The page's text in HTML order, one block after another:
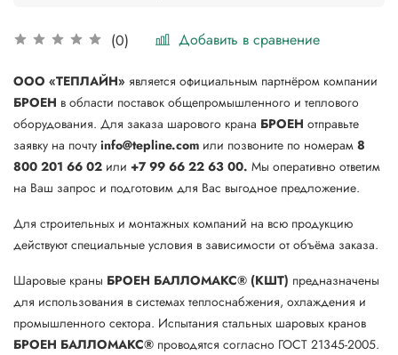
(0) Добавить в сравнение
ООО «ТЕПЛАЙН» является официальным партнёром компании
БРОЕН в области поставок общепромышленного и теплового
оборудования. Для заказа шарового крана БРОЕН отправьте
заявку на почту info@tepline.com или позвоните по номерам 8
800 201 66 02 или +7 99 66 22 63 00. Мы оперативно ответим
на Ваш запрос и подготовим для Вас выгодное предложение.
Для строительных и монтажных компаний на всю продукцию
действуют специальные условия в зависимости от объёма заказа.
Шаровые краны БРОЕН БАЛЛОМАКС® (КШТ) предназначены
для использования в системах теплоснабжения, охлаждения и
промышленного сектора. Испытания стальных шаровых кранов
БРОЕН БАЛЛОМАКС® проводятся согласно ГОСТ 21345-2005.